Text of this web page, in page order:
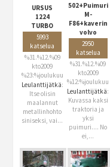
URSUS
1224
TURBO
5993
katselua
%31.%12.%09
kto2009
%23:%joulukuu
Leulanttijätkä:
Itse olisin
maalannut
metallinhohto
siniseksi, vai...
502+Puimuri
M-
F86+kaverin
volvo
2950
katselua
%31.%12.%09
kto2009
%12:%joulukuu
Leulanttijätkä:
Kuvassa kaksi
traktoria ja
yksi
puimuri.... No
ei,...